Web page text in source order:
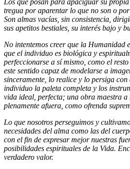
Los que posan para apaciguar su
tregua por aparentar lo que no son o
Son almas vacías, sin consistencia,
sus apetitos bestiales, su interés bajo y
No intentemos creer que la Humanidad
que el individuo es biológica y
perfeccionarse a sí mismo, como el
este sentido capaz de modelarse a
sinceramente, lo realice y lo persiga
individuo la paleta completa y los
vida ideal, perfecta; una obra maestra
plenamente afuera, como ofrenda
Lo que nosotros perseguimos y
necesidades del alma como las del
con el fin de expresar mejor nuestras
posibilidades espirituales de la Vida.
verdadero valor.